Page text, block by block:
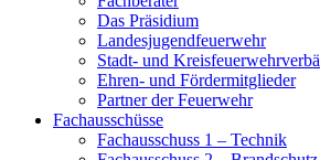
Das Präsidium
Landesjugendfeuerwehr
Stadt- und
Ehren- und Fördermitglieder
Partner der Feuerwehr
Fachausschüsse
Fachausschuss 1 – Technik